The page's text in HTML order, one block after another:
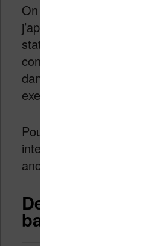
On va retrouver une
j’apprécie sur les
statistiques de lecture
connaître le nombre de
dans un chapitre en
exemple).
Pour le moment, on ne
interface sera disponible
anciennes liseuses via
Des
baisser le prix